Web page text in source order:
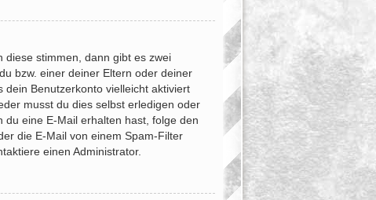
diese stimmen, dann gibt es zwei
bzw. einer deiner Eltern oder deiner
Benutzerkonto vielleicht aktiviert
musst du dies selbst erledigen oder
du eine E-Mail erhalten hast, folge den
die E-Mail von einem Spam-Filter
einen Administrator.